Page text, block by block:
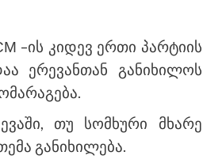
–ის კიდევ ერთი პარტიის
ერევანთან განიხილოს
თუ სომხური მხარე
განიხილება.